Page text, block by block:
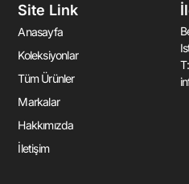
Site Link
Anasayfa
Koleksiyonlar
Tüm Ürünler
Markalar
Hakkımızda
İletişim